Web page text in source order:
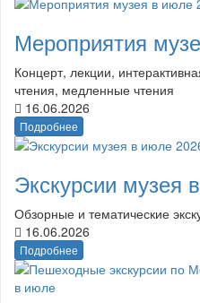
Мероприятия
Концерт, лекции,
чтения, медленные чтения
16.06.2026
Подробнее
Экскурсии музея
Обзорные и тематические
16.06.2026
Подробнее